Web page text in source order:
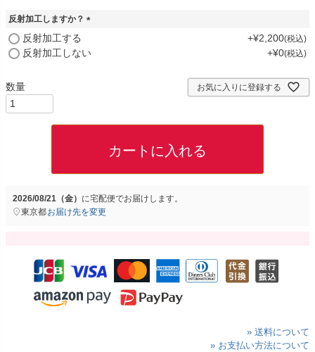
反射加工しますか？
反射加工する +¥2,200 税込
反射加工しない +¥0 税込
お気に入りに登録する
カートに入れる
2026/08/21（金） に宅配便でお届けします。
東京都お届け先を変更
» 送料について
» お支払い方法について